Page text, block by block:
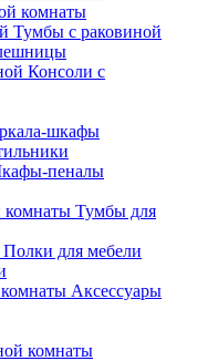
комнаты
Тумбы с раковиной
Консоли с
шкафы
пеналы
Тумбы для
Полки для мебели
Аксессуары
комнаты